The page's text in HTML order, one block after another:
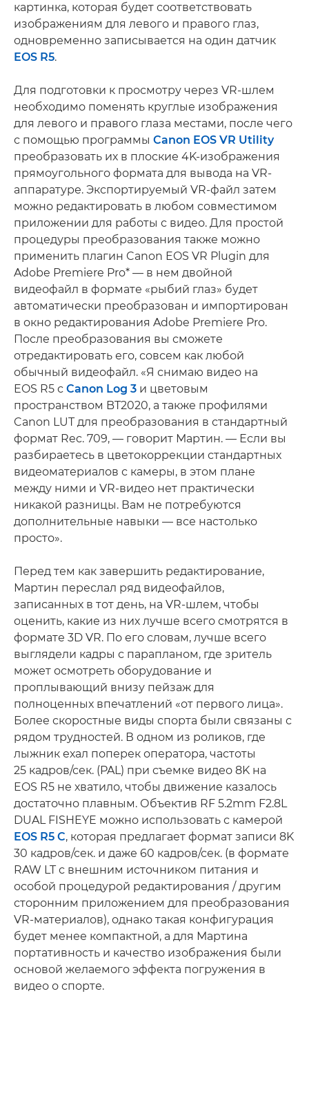
картинка, которая будет соответствовать
изображениям для левого и правого глаз,
одновременно записывается на один датчик
EOS R5.
Для подготовки к просмотру через VR-шлем
необходимо поменять круглые изображения
для левого и правого глаза местами, после чего
с помощью программы Canon EOS VR Utility
преобразовать их в плоские 4K-изображения
прямоугольного формата для вывода на VR-
аппаратуре. Экспортируемый VR-файл затем
можно редактировать в любом совместимом
приложении для работы с видео. Для простой
процедуры преобразования также можно
применить плагин Canon EOS VR Plugin для
Adobe Premiere Pro* — в нем двойной
видеофайл в формате «рыбий глаз» будет
автоматически преобразован и импортирован
в окно редактирования Adobe Premiere Pro.
После преобразования вы сможете
отредактировать его, совсем как любой
обычный видеофайл. «Я снимаю видео на
EOS R5 с Canon Log 3 и цветовым
пространством BT2020, а также профилями
Canon LUT для преобразования в стандартный
формат Rec. 709, — говорит Мартин. — Если вы
разбираетесь в цветокоррекции стандартных
видеоматериалов с камеры, в этом плане
между ними и VR-видео нет практически
никакой разницы. Вам не потребуются
дополнительные навыки — все настолько
просто».
Перед тем как завершить редактирование,
Мартин переслал ряд видеофайлов,
записанных в тот день, на VR-шлем, чтобы
оценить, какие из них лучше всего смотрятся в
формате 3D VR. По его словам, лучше всего
выглядели кадры с парапланом, где зритель
может осмотреть оборудование и
проплывающий внизу пейзаж для
полноценных впечатлений «от первого лица».
Более скоростные виды спорта были связаны с
рядом трудностей. В одном из роликов, где
лыжник ехал поперек оператора, частоты
25 кадров/сек. (PAL) при съемке видео 8K на
EOS R5 не хватило, чтобы движение казалось
достаточно плавным. Объектив RF 5.2mm F2.8L
DUAL FISHEYE можно использовать с камерой
EOS R5 C, которая предлагает формат записи 8K
30 кадров/сек. и даже 60 кадров/сек. (в формате
RAW LT с внешним источником питания и
особой процедурой редактирования / другим
сторонним приложением для преобразования
VR-материалов), однако такая конфигурация
будет менее компактной, а для Мартина
портативность и качество изображения были
основой желаемого эффекта погружения в
видео о спорте.